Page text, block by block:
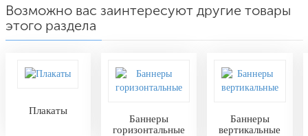
Возможно вас заинтересуют другие товары
этого раздела
Плакаты
Баннеры
горизонтальные
Баннеры
вертикальные